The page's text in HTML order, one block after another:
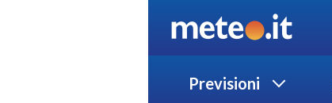
Previsioni